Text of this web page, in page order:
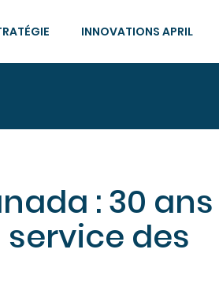
INNOVATIONS APRIL
: 30 ans
des